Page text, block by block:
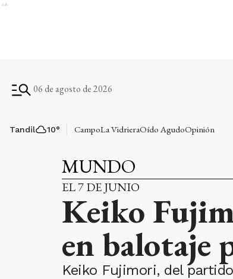
Ads
06 de agosto de 2026
Tandil 10° CampoLa VidrieraOído AgudoOpinión
MUNDO
EL 7 DE JUNIO
Keiko
en balotaje
Keiko Fujimori, del